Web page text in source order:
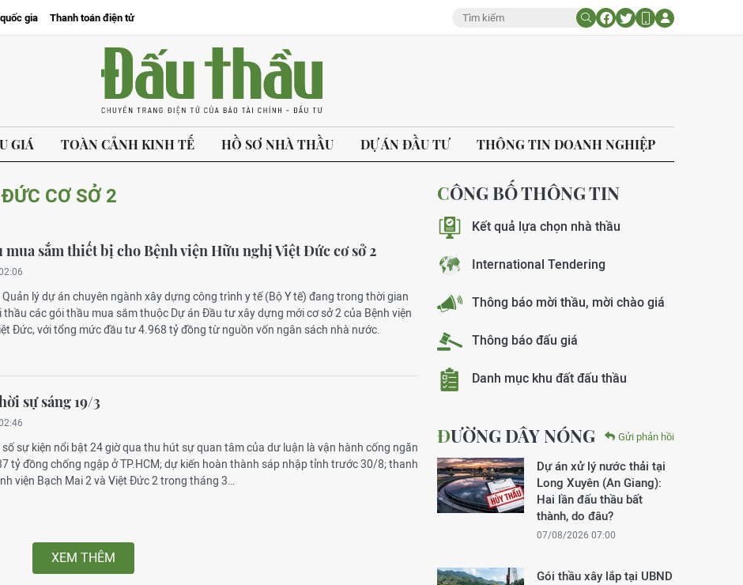
gia Thanh toán điện tử
GIÁ TOÀN CẢNH KINH TẾ HỒ SƠ NHÀ THẦU DỰ ÁN ĐẦU TƯ THÔNG TIN DOANH NGHIỆP
CƠ SỞ 2
sắm thiết bị cho Bệnh viện Hữu nghị Việt Đức cơ sở 2
Quản lý dự án chuyên ngành xây dựng công trình y tế (Bộ Y tế) đang trong thời gian
các gói thầu mua sắm thuộc Dự án Đầu tư xây dựng mới cơ sở 2 của Bệnh viện
Đức, với tổng mức đầu tư 4.968 tỷ đồng từ nguồn vốn ngân sách nhà nước.
sự sáng 19/3
số sự kiện nổi bật 24 giờ qua thu hút sự quan tâm của dư luận là vận hành cống ngăn
tỷ đồng chống ngập ở TP.HCM; dự kiến hoàn thành sáp nhập tỉnh trước 30/8; thanh
viện Bạch Mai 2 và Việt Đức 2 trong tháng 3…
XEM THÊM
CÔNG BỐ THÔNG TIN
Kết quả lựa chọn nhà thầu
International Tendering
Thông báo mời thầu, mời chào giá
Thông báo đấu giá
Danh mục khu đất đấu thầu
ĐƯỜNG DÂY NÓNG Gửi phản hồi
Dự án xử lý nước thải tại
Long Xuyên (An Giang):
Hai lần đấu thầu bất
thành, do đâu?
07/08/2026 07:00
Gói thầu xây lắp tại UBND